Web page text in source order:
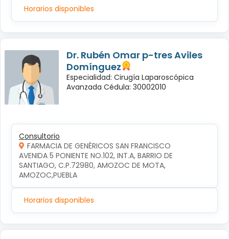
Horarios disponibles
Dr. Rubén Omar p-tres Aviles
Domínguez
Especialidad: Cirugía Laparoscópica
Avanzada Cédula: 30002010
Consultorio
FARMACIA DE GENÉRICOS SAN FRANCISCO
AVENIDA 5 PONIENTE NO.102, INT.A, BARRIO DE
SANTIAGO, C.P.72980, AMOZOC DE MOTA,
AMOZOC,PUEBLA
Horarios disponibles